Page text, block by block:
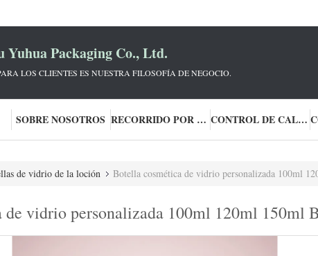
Yuhua Packaging Co., Ltd.
LOS CLIENTES ES NUESTRA FILOSOFÍA DE NEGOCIO.
SOBRE NOSOTROS RECORRIDO POR LA FÁBRICA CONTROL DE CALIDAD
de vidrio de la loción Botella cosmética de vidrio personalizada 100ml
vidrio personalizada 100ml 120ml 150ml